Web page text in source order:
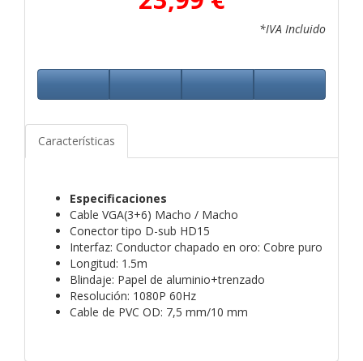
*IVA Incluido
Características
Especificaciones
Cable VGA(3+6) Macho / Macho
Conector tipo D-sub HD15
Interfaz: Conductor chapado en oro: Cobre puro
Longitud: 1.5m
Blindaje: Papel de aluminio+trenzado
Resolución: 1080P 60Hz
Cable de PVC OD: 7,5 mm/10 mm